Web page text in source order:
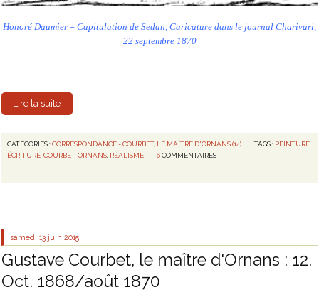
Honoré Daumier – Capitulation de Sedan, Caricature dans le journal Charivari,
22 septembre 1870
Lire la suite
CATÉGORIES :CORRESPONDANCE - COURBET, LE MAÎTRE D'ORNANS (14) TAGS : PEINTURE,
ÉCRITURE,COURBET,ORNANS, RÉALISME 6 COMMENTAIRES
samedi 13 juin 2015
Gustave Courbet, le maître d'Ornans : 12.
Oct. 1868/août 1870